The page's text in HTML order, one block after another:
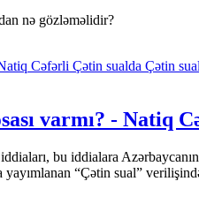
nə gözləməlidir?
Çətin sual
varmı? - Natiq
bu iddialara
“Çətin sual” verilişində